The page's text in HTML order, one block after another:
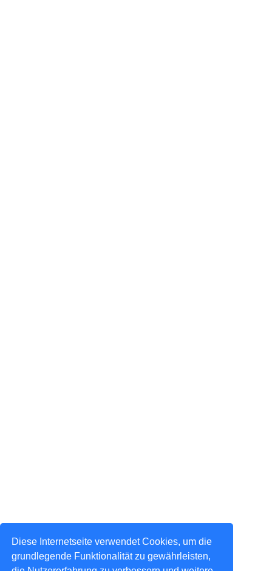
Diese Internetseite verwendet Cookies, um die
grundlegende Funktionalität zu gewährleisten,